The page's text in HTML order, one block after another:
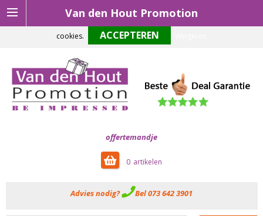
Van den Hout Promotion
offertemandje
0
Advies nodig? Bel 073 642 3901
Om onze website optimaal te laten functioneren maken wij gebruik van
cookies.